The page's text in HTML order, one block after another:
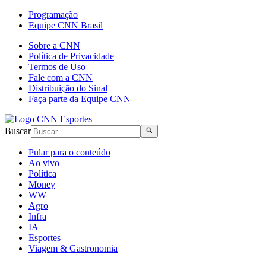
Programação
Equipe CNN Brasil
Sobre a CNN
Política de Privacidade
Termos de Uso
Fale com a CNN
Distribuição do Sinal
Faça parte da Equipe CNN
Buscar
Pular para o conteúdo
Ao vivo
Política
Money
WW
Agro
Infra
IA
Esportes
Viagem & Gastronomia